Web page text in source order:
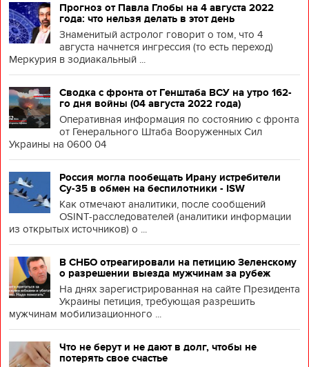
Прогноз от Павла Глобы на 4 августа 2022
года: что нельзя делать в этот день
Знаменитый астролог говорит о том, что 4
августа начнется ингрессия (то есть переход)
Меркурия в зодиакальный ...
Сводка с фронта от Генштаба ВСУ на утро 162-
го дня войны (04 августа 2022 года)
Оперативная информация по состоянию с фронта
от Генерального Штаба Вооруженных Сил
Украины на 0600 04
Россия могла пообещать Ирану истребители
Су-35 в обмен на беспилотники - ISW
Как отмечают аналитики, после сообщений
OSINT-расследователей (аналитики информации
из открытых источников) о ...
В СНБО отреагировали на петицию Зеленскому
о разрешении выезда мужчинам за рубеж
На днях зарегистрированная на сайте Президента
Украины петиция, требующая разрешить
мужчинам мобилизационного ...
Что не берут и не дают в долг, чтобы не
потерять свое счастье